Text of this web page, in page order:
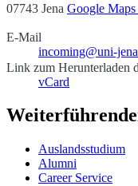
07743 Jena Google
E-Mail
incoming@uni-
Link zum Herunterladen
vCard
Auslandsstudium
Alumni
Career Service